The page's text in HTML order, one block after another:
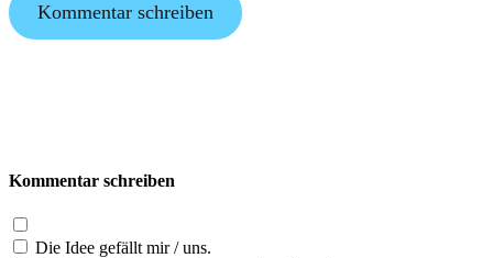
Kommentar schreiben
Kommentar schreiben
Die Idee gefällt mir / uns.